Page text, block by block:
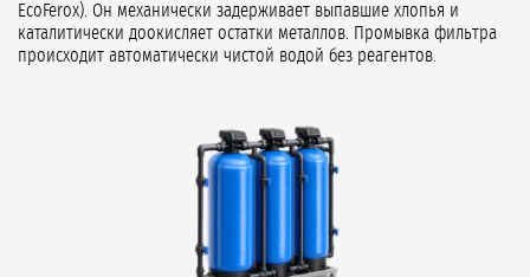
EcoFerox). Он механически задерживает выпавшие хлопья и
каталитически доокисляет остатки металлов. Промывка фильтра
происходит автоматически чистой водой без реагентов.